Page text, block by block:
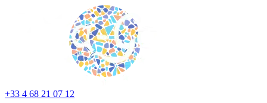
+33 4 68 21 07 12